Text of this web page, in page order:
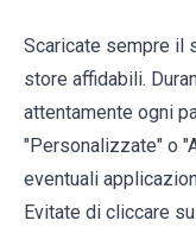
Scaricate sempre il
store affidabili.
attentamente ogni
"Personalizzate" o
eventuali
Evitate di cliccare